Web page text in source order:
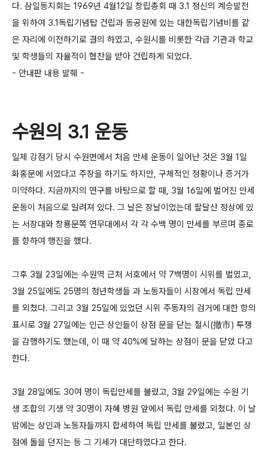
다. 삼일동지회는 1969년 4월12일 창립총회 때 3.1 정신의 계승발전
을 위하여 3.1독립기념탑 건립과 동공원에 있는 대한독립기념비를 같
은 자리에 이전하기로 결의 하였고, 수원시를 비롯한 각급 기관과 학교
및 학생들의 자율적이 협찬을 받아 건립하게 되었다.
- 안내판 내용 발췌 -
수원의 3.1 운동
일제 강점기 당시 수원면에서 처음 만세 운동이 일어난 것은 3월 1일
화홍문에 서였다고 주장을 하기도 하지만, 구체적인 정황이나 증거가
미약하다. 지금까지의 연구를 바탕으로 할 때, 3월 16일에 벌어진 만세
운동이 처음으로 알려져 있다. 그 날은 장날이었는데 팔달산 정상에 있
는 서장대와 창룡문쪽 연무대에서 각 각 수백 명이 만세를 부르며 종로
를 향하여 행진을 했다.
그후 3월 23일에는 수원역 근처 서호에서 약 7백명이 시위를 벌였고,
3월 25일에도 25명의 청년학생들 과 노동자들이 시장에서 독립 만세
를 외쳤다. 그리고 3월 25일에 있었던 시위 주동자의 검거에 대한 항의
표시로 3월 27일에는 인근 상인들이 상점 문을 닫는 철시(撤市) 투쟁
을 감행하기도 했는데, 이 때 약 40%에 달하는 상점이 문을 닫았 다고
한다.
3월 28일에도 30여 명이 독립만세를 불렀고, 3월 29일에는 수원 기
생 조합의 기생 약 30명이 자혜 병원 앞에서 독립 만세를 외쳤다. 이 날
밤에는 상인과 노동자들까지 합세하여 독립 만세를 불렀고, 일본인 상
점에 돌을 던지는 등 그 기세가 대단하였다고 한다.